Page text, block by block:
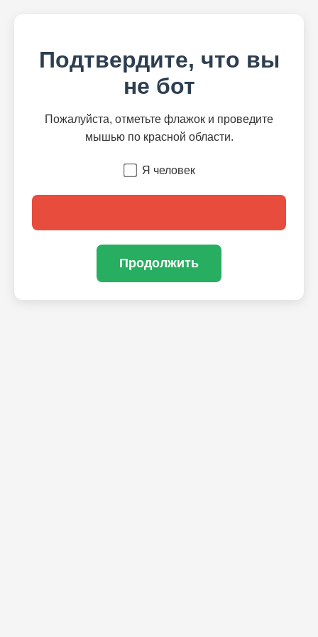
Подтвердите, что вы
не бот
Пожалуйста, отметьте флажок и проведите
мышью по красной области.
Я человек
Продолжить